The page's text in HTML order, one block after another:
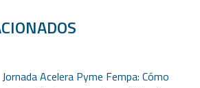
Jornada Acelera Pyme Fempa: Cómo